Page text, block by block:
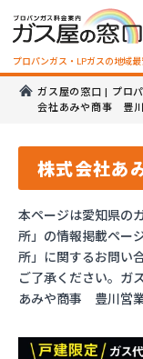
プロパンガス・LPガスの地域
ガス屋の窓口 | プロ
会社あみや商事 豊
株式会社あ
本ページは愛知県の
所」の情報掲載ペー
所」に関するお問い
ご了承ください。ガ
あみや商事 豊川営